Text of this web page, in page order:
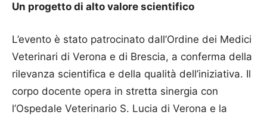
Un progetto di alto valore scientifico
​L’evento è stato patrocinato dall’Ordine dei Medici
Veterinari di Verona e di Brescia, a conferma della
rilevanza scientifica e della qualità dell’iniziativa. ​Il
corpo docente opera in stretta sinergia con
l’Ospedale Veterinario S. Lucia di Verona e la